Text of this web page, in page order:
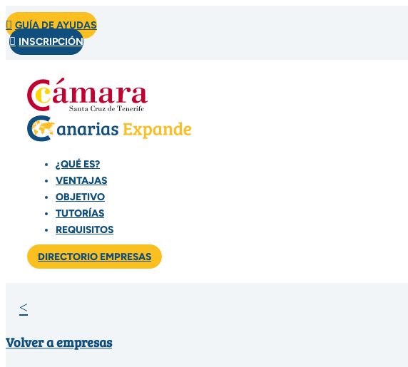
 GUÍA DE AYUDAS
 INSCRIPCIÓN
¿QUÉ ES?
VENTAJAS
OBJETIVO
TUTORÍAS
REQUISITOS
DIRECTORIO EMPRESAS
<
Volver a empresas